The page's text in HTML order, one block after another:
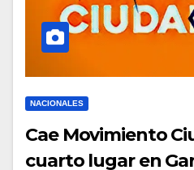
NACIONALES
Cae Movimiento
cuarto lugar en